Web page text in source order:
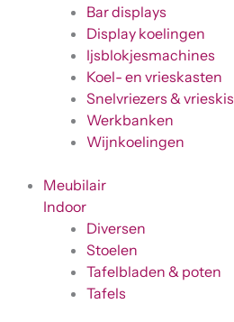
Bar displays
Display koelingen
Ijsblokjesmachines
Koel- en vrieskasten
Snelvriezers &
Werkbanken
Wijnkoelingen
Meubilair
Indoor
Diversen
Stoelen
Tafelbladen & poten
Tafels